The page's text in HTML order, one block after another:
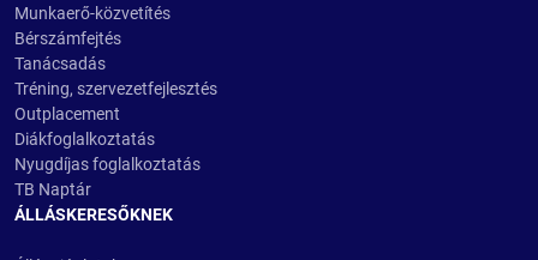
Munkaerő-közvetítés
Bérszámfejtés
Tanácsadás
Tréning, szervezetfejlesztés
Outplacement
Diákfoglalkoztatás
Nyugdíjas foglalkoztatás
TB Naptár
ÁLLÁSKERESŐKNEK